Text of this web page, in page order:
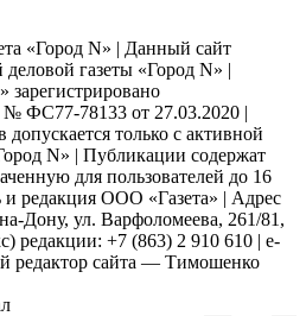
«Город N» | Данный сайт
деловой газеты «Город N» |
зарегистрировано
№ ФС77-78133 от 27.03.2020 |
только с активной
N» | Публикации содержат
для пользователей до 16
и редакция ООО «Газета» | Адрес
Дону, ул. Варфоломеева, 261/81,
редакции: +7 (863) 2 910 610 | e-
редактор сайта — Тимошенко